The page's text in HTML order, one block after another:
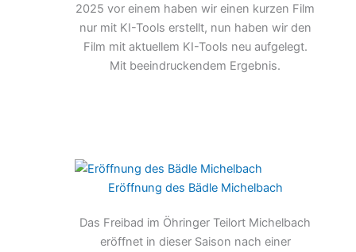
2025 vor einem haben wir einen kurzen Film
nur mit KI-Tools erstellt, nun haben wir den
Film mit aktuellem KI-Tools neu aufgelegt.
Mit beeindruckendem Ergebnis.
Eröffnung des Bädle Michelbach
Das Freibad im Öhringer Teilort Michelbach
eröffnet in dieser Saison nach einer